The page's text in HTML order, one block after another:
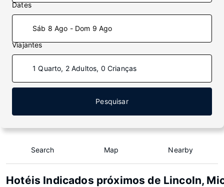
Dates
Sáb 8 Ago - Dom 9 Ago
Viajantes
1 Quarto, 2 Adultos, 0 Crianças
Pesquisar
Search Map Nearby
Hotéis Indicados próximos de Lincoln,